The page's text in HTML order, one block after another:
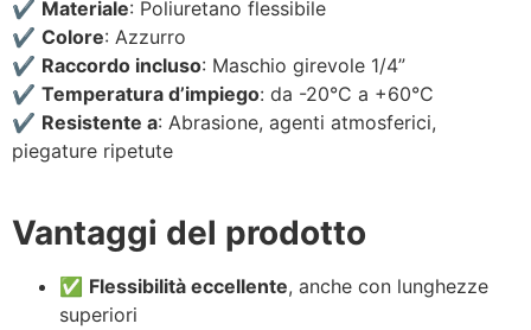
✔️ Materiale: Poliuretano flessibile
✔️ Colore: Azzurro
✔️ Raccordo incluso: Maschio girevole 1/4”
✔️ Temperatura d’impiego: da -20°C a +60°C
✔️ Resistente a: Abrasione, agenti atmosferici,
piegature ripetute
Vantaggi del prodotto
✅ Flessibilità eccellente, anche con lunghezze
superiori